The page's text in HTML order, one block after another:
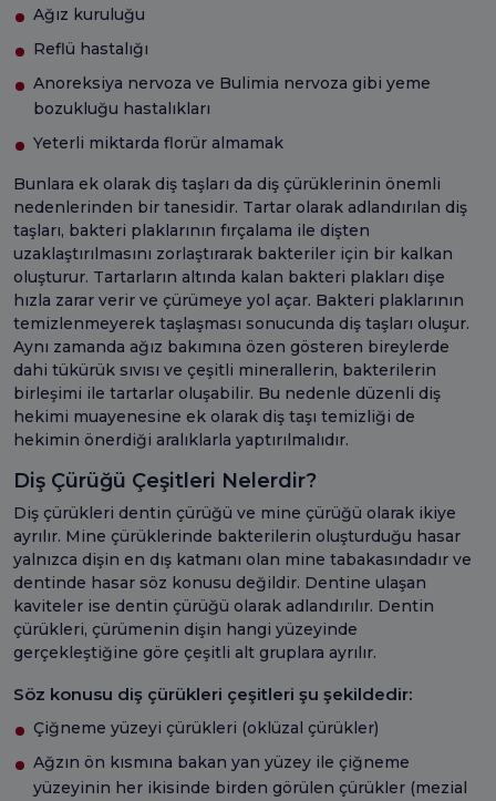
Ağız kuruluğu
Reflü hastalığı
Anoreksiya nervoza ve Bulimia nervoza gibi yeme
bozukluğu hastalıkları
Yeterli miktarda florür almamak
Bunlara ek olarak diş taşları da diş çürüklerinin önemli
nedenlerinden bir tanesidir. Tartar olarak adlandırılan diş
taşları, bakteri plaklarının fırçalama ile dişten
uzaklaştırılmasını zorlaştırarak bakteriler için bir kalkan
oluşturur. Tartarların altında kalan bakteri plakları dişe
hızla zarar verir ve çürümeye yol açar. Bakteri plaklarının
temizlenmeyerek taşlaşması sonucunda diş taşları oluşur.
Aynı zamanda ağız bakımına özen gösteren bireylerde
dahi tükürük sıvısı ve çeşitli minerallerin, bakterilerin
birleşimi ile tartarlar oluşabilir. Bu nedenle düzenli diş
hekimi muayenesine ek olarak diş taşı temizliği de
hekimin önerdiği aralıklarla yaptırılmalıdır.
Diş Çürüğü Çeşitleri Nelerdir?
Diş çürükleri dentin çürüğü ve mine çürüğü olarak ikiye
ayrılır. Mine çürüklerinde bakterilerin oluşturduğu hasar
yalnızca dişin en dış katmanı olan mine tabakasındadır ve
dentinde hasar söz konusu değildir. Dentine ulaşan
kaviteler ise dentin çürüğü olarak adlandırılır. Dentin
çürükleri, çürümenin dişin hangi yüzeyinde
gerçekleştiğine göre çeşitli alt gruplara ayrılır.
Söz konusu diş çürükleri çeşitleri şu şekildedir:
Çiğneme yüzeyi çürükleri (oklüzal çürükler)
Ağzın ön kısmına bakan yan yüzey ile çiğneme
yüzeyinin her ikisinde birden görülen çürükler (mezial